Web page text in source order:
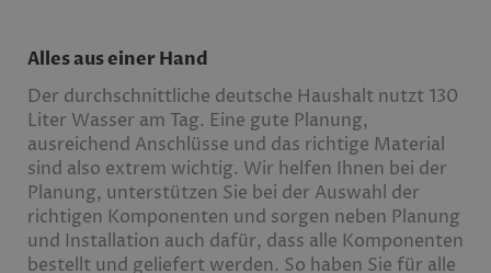
Alles aus einer Hand
Der durchschnittliche deutsche Haushalt nutzt 130
Liter Wasser am Tag. Eine gute Planung,
ausreichend Anschlüsse und das richtige Material
sind also extrem wichtig. Wir helfen Ihnen bei der
Planung, unterstützen Sie bei der Auswahl der
richtigen Komponenten und sorgen neben Planung
und Installation auch dafür, dass alle Komponenten
bestellt und geliefert werden. So haben Sie für alle